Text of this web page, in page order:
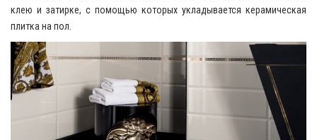
клею и затирке, с помощью которых укладывается керамическая
плитка на пол.